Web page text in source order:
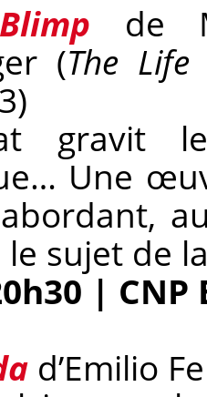
de
(The
gravit
Une
le sujet de
|
d’Emilio